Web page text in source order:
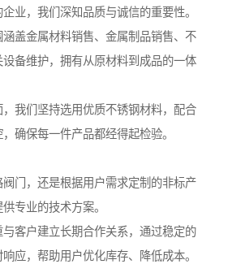
业，我们深知品质与诚信的重要性。
盖金属材料销售、金属制品销售、不
备维护，拥有从原材料到成品的一体
我们坚持选用优质不锈钢材料，配合
确保每一件产品都经得起检验。
门，还是根据用户需求定制的非标产
专业的技术方案。
与客户建立长期合作关系，通过稳定的
应，帮助用户优化库存、降低成本。